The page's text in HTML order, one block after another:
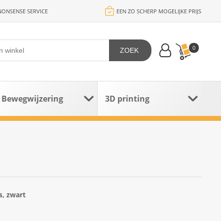
SERVICE EEN ZO SCHERP MOGELIJKE PRIJS
0
ZOEK
Bewegwijzering 3D printing
zwart